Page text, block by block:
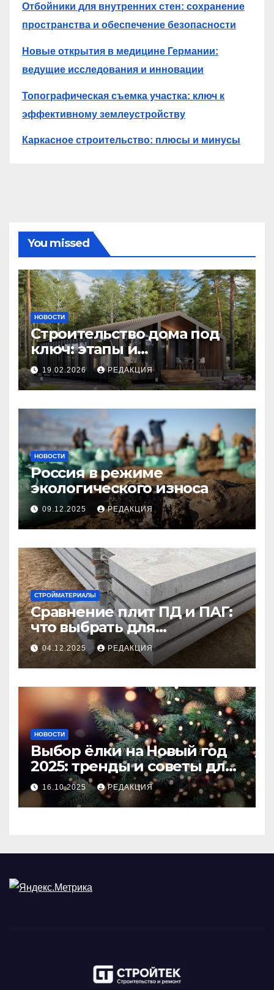
Отбойники для внутренних стен: сохранение
пространства и обеспечение безопасности
Новые открытия в медицине Германии:
ведущие исследования и инновации
Топографическая съемка участка: ключ к
эффективному землеустройству
Каркасное строительство: плюсы и минусы
You missed
НОВОСТИ
Строительство дома под
ключ: этапы и
планирование бюджета
19.02.2026 РЕДАКЦИЯ
НОВОСТИ
Россия в режиме
экологического износа
09.12.2025 РЕДАКЦИЯ
СТРОЙМАТЕРИАЛЫ
Сравнение плит ПД и ПАГ:
что выбрать для
долговечного и прочного
покрытия
04.12.2025 РЕДАКЦИЯ
НОВОСТИ
Выбор ёлки на Новый год
2025: тренды и советы для
идеального праздника
16.10.2025 РЕДАКЦИЯ